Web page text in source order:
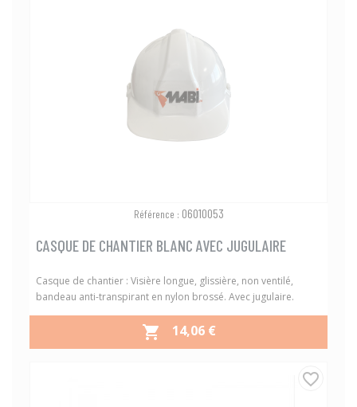
Référence : 06010053
CASQUE DE CHANTIER BLANC AVEC JUGULAIRE
Casque de chantier : Visière longue, glissière, non ventilé,
bandeau anti-transpirant en nylon brossé. Avec jugulaire.
 PRIX
14,06 €
favorite_border